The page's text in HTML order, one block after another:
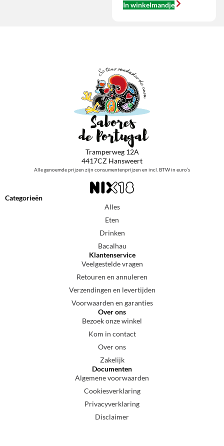
In winkelmandje
Tramperweg 12A
4417CZ Hansweert
Alle genoemde prijzen zijn consumentenprijzen en incl. BTW in euro’s
Categorieën
Alles
Eten
Drinken
Bacalhau
Klantenservice
Veelgestelde vragen
Retouren en annuleren
Verzendingen en levertijden
Voorwaarden en garanties
Over ons
Bezoek onze winkel
Kom in contact
Over ons
Zakelijk
Documenten
Algemene voorwaarden
Cookiesverklaring
Privacyverklaring
Disclaimer